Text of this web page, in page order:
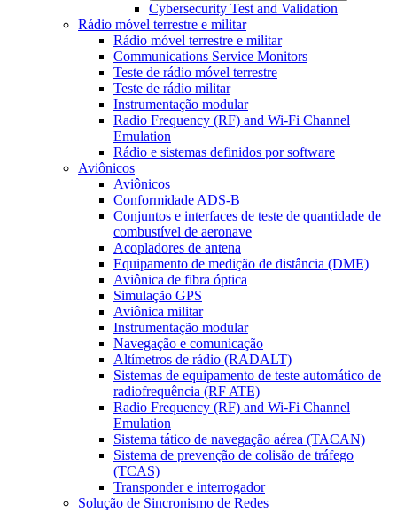
Cybersecurity Test and Validation
Rádio móvel terrestre e militar
Rádio móvel terrestre e militar
Communications Service Monitors
Teste de rádio móvel terrestre
Teste de rádio militar
Instrumentação modular
Radio Frequency (RF) and Wi-Fi Channel
Emulation
Rádio e sistemas definidos por software
Aviônicos
Aviônicos
Conformidade ADS-B
Conjuntos e interfaces de teste de quantidade de
combustível de aeronave
Acopladores de antena
Equipamento de medição de distância (DME)
Aviônica de fibra óptica
Simulação GPS
Aviônica militar
Instrumentação modular
Navegação e comunicação
Altímetros de rádio (RADALT)
Sistemas de equipamento de teste automático de
radiofrequência (RF ATE)
Radio Frequency (RF) and Wi-Fi Channel
Emulation
Sistema tático de navegação aérea (TACAN)
Sistema de prevenção de colisão de tráfego
(TCAS)
Transponder e interrogador
Solução de Sincronismo de Redes